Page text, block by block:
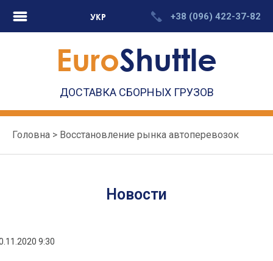
содержимому
УКР +38 (096) 422-37-82
EuroShuttle
ДОСТАВКА СБОРНЫХ ГРУЗОВ
Головна > Восстановление рынка автоперевозок
Новости
9:30